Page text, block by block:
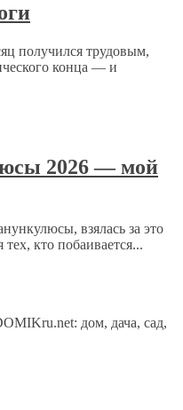
получился трудовым,
конца — и
2026 — мой
взялась за это
кто побаивается...
дом, дача, сад,